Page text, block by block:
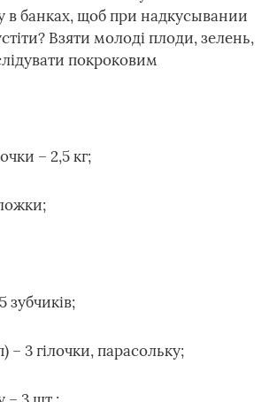
в банках, щоб при надкусывании
Взяти молоді плоди, зелень,
покроковим
– 2,5 кг;
зубчиків;
– 3 гілочки, парасольку;